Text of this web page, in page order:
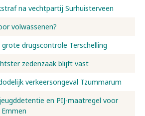
na vechtpartij Surhuisterveen
volwassenen?
drugscontrole Terschelling
zedenzaak blijft vast
verkeersongeval Tzummarum
en PIJ-maatregel voor